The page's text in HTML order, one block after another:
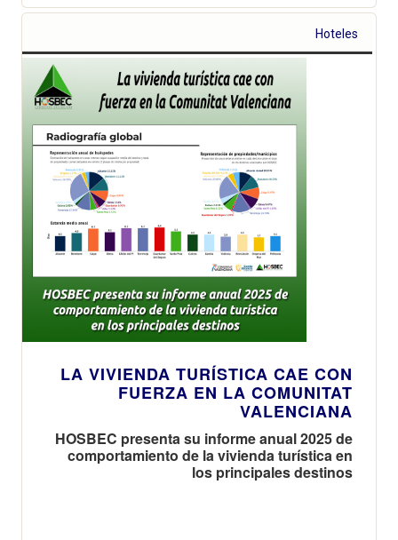
Hoteles
LA VIVIENDA TURÍSTICA CAE CON
FUERZA EN LA COMUNITAT
VALENCIANA
HOSBEC presenta su informe anual 2025 de
comportamiento de la vivienda turística en
los principales destinos